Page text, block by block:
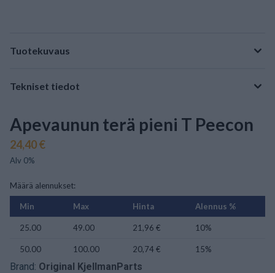
Tuotekuvaus
Tekniset tiedot
Apevaunun terä pieni T Peecon
24,40 €
Alv 0%
Määrä alennukset:
Min Max Hinta Alennus %
25.00 49.00 21,96 € 10%
50.00 100.00 20,74 € 15%
Brand: Original KjellmanParts